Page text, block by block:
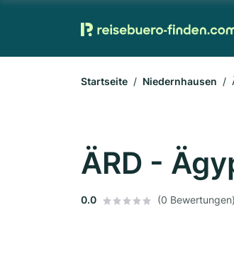
Startseite Niedernhausen
ÄRD -
0.0 (0 Bewertungen)